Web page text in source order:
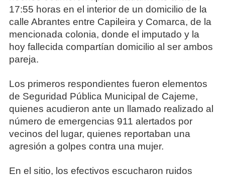
17:55 horas en el interior de un domicilio de la
calle Abrantes entre Capileira y Comarca, de la
mencionada colonia, donde el imputado y la
hoy fallecida compartían domicilio al ser ambos
pareja.
Los primeros respondientes fueron elementos
de Seguridad Pública Municipal de Cajeme,
quienes acudieron ante un llamado realizado al
número de emergencias 911 alertados por
vecinos del lugar, quienes reportaban una
agresión a golpes contra una mujer.
En el sitio, los efectivos escucharon ruidos